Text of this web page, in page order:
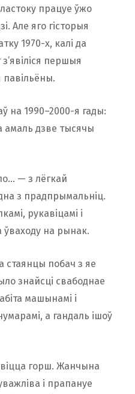
працуе ўжо
Але яго гісторыя
1970-х, калі да
першыя
павільёны.
на 1990–2000-я гады:
амаль дзве тысячы
— з лёгкай
з прадпрымальніц.
рукавіцамі і
ўваходу на рынак.
стаянцы побач з яе
знайсці свабоднае
машынамі і
а гандаль ішоў
горш. Жанчына
і прапануе